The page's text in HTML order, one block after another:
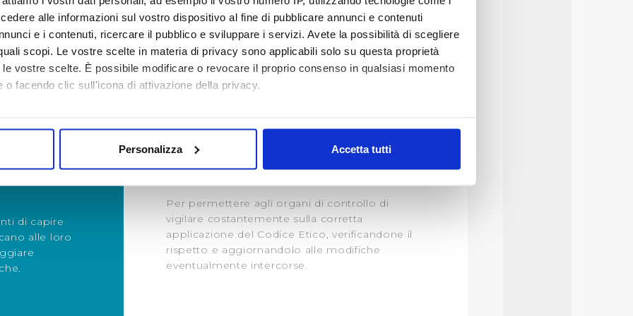
alle informazioni sul vostro dispositivo al fine di pubblicare annunci e contenuti
e i contenuti, ricercare il pubblico e sviluppare i servizi. Avete la possibilità di scegliere
scopi. Le vostre scelte in materia di privacy sono applicabili solo su questa proprietà
vostre scelte. È possibile modificare o revocare il proprio consenso in qualsiasi momento
o facendo clic sull'icona di attivazione della privacy.
scansionandolo attivamente alla ricerca di caratteristiche specifiche (impronte
i tuoi dati personali e imposta le tue preferenze nella
in qualsiasi momento dalla Dichiarazione sui cookie.
necessari per rendere fruibile il sito web abilitandone funzionalità di base quali la
alle aree protette. In linea con le preferenze manifestate dall’Utente e con i
Personalizza Accetta tutti
realizzazione, siamo costantemente impegnati nell’attività di:
&
di capire
alle loro
MONITORAGGIO
Per permettere agli organi di controllo di
vigilare costantemente sulla corretta
applicazione del Codice Etico, verificandone il
rispetto e aggiornandolo alle modifiche
eventualmente intercorse.